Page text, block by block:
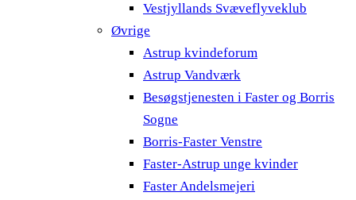
Vestjyllands Svæveflyveklub
Øvrige
Astrup kvindeforum
Astrup Vandværk
Besøgstjenesten i Faster og Borris
Sogne
Borris-Faster Venstre
Faster-Astrup unge kvinder
Faster Andelsmejeri